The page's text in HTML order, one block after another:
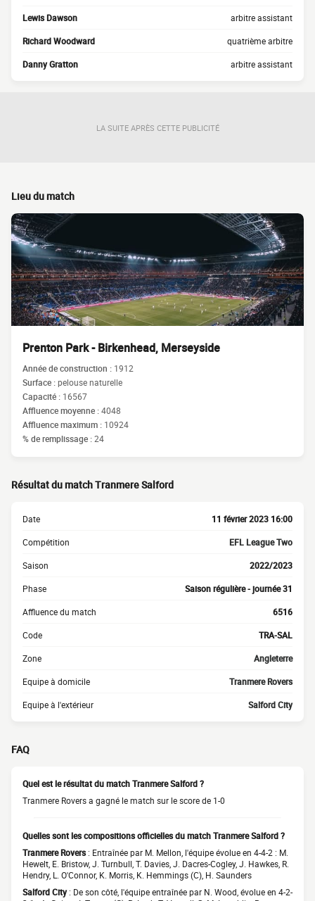
Lewis Dawson arbitre assistant
Richard Woodward quatrième arbitre
Danny Gratton arbitre assistant
LA SUITE APRÈS CETTE PUBLICITÉ
Lieu du match
Prenton Park - Birkenhead, Merseyside
Année de construction : 1912
Surface :pelouse naturelle
Capacité : 16567
Affluence moyenne :4048
Affluence maximum : 10924
% de remplissage :24
Résultat du match Tranmere Salford
Date 11 février 2023 16:00
Compétition EFL League Two
Saison 2022/2023
Phase Saison régulière - journée 31
Affluence du match 6516
Code TRA-SAL
Zone Angleterre
Equipe à domicile Tranmere Rovers
Equipe à l'extérieur Salford City
FAQ
Quel est le résultat du match Tranmere Salford ?
Tranmere Rovers a gagné le match sur le score de 1-0
Quelles sont les compositions officielles du match Tranmere Salford ?
Tranmere Rovers: Entraînée par M. Mellon, l'équipe évolue en 4-4-2 : M.
Hewelt, E. Bristow, J. Turnbull, T. Davies, J. Dacres-Cogley, J. Hawkes, R.
Hendry, L. O'Connor, K. Morris, K. Hemmings (C), H. Saunders
Salford City: De son côté, l'équipe entraînée par N. Wood, évolue en 4-2-